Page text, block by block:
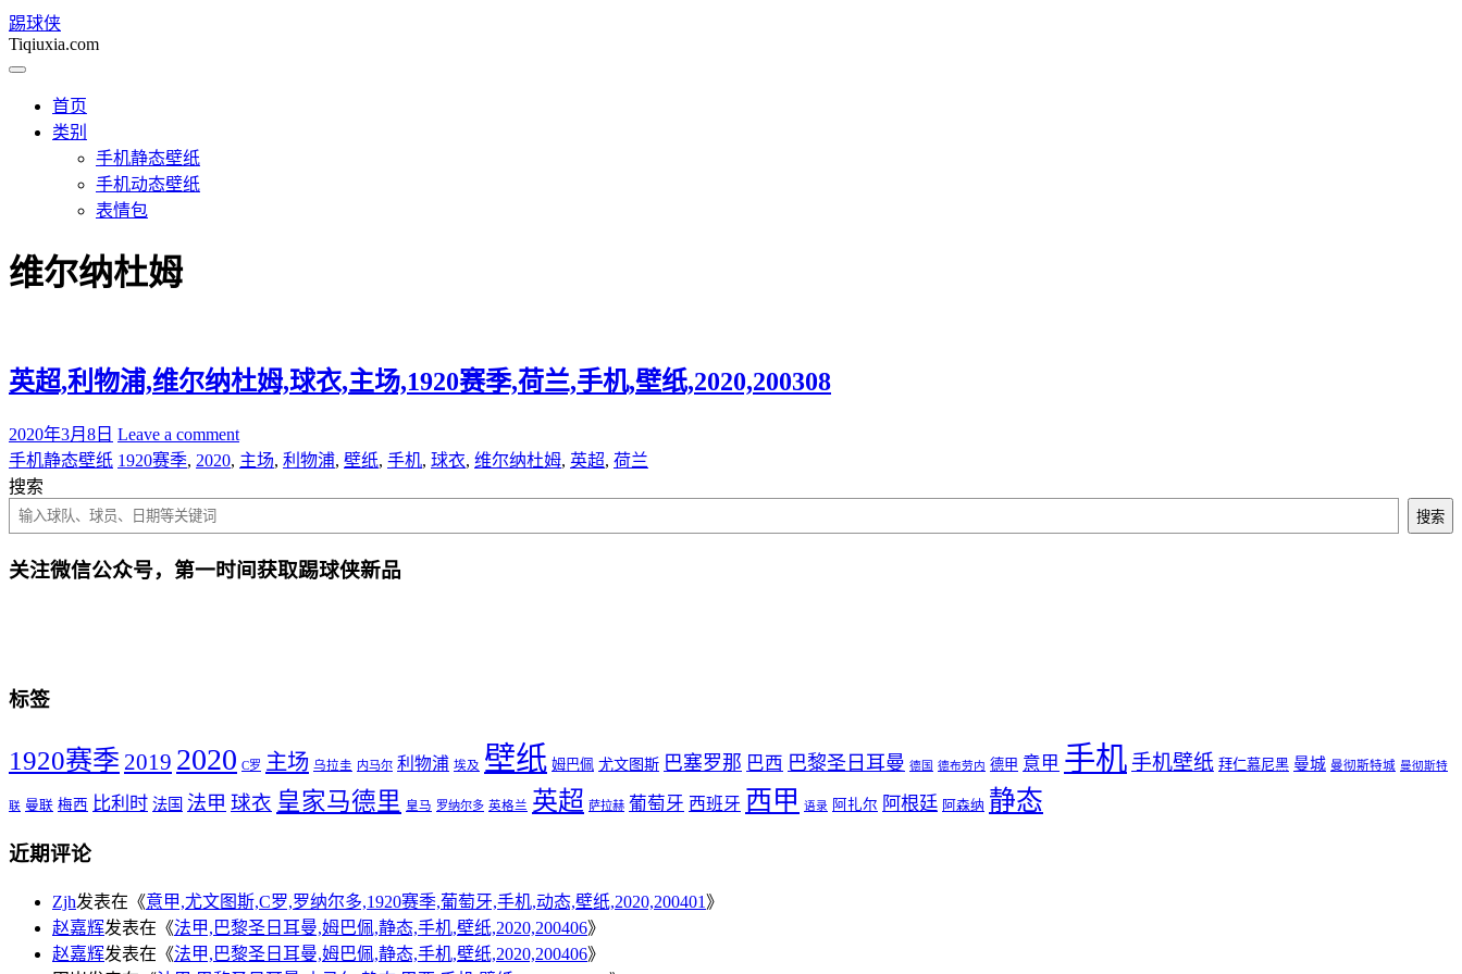
踢球侠
Tiqiuxia.com
首页
类别
手机静态壁纸
手机动态壁纸
表情包
维尔纳杜姆
英超,利物浦,维尔纳杜姆,球衣,主场,1920赛季,荷兰,手机,壁纸,2020,200308
2020年3月8日 Leave a comment
手机静态壁纸 1920赛季, 2020, 主场, 利物浦, 壁纸, 手机, 球衣, 维尔纳杜姆, 英超, 荷兰
搜索
搜索
关注微信公众号，第一时间获取踢球侠新品
标签
1920赛季 2019 2020 C罗 主场 乌拉圭 内马尔 利物浦 埃及 壁纸 姆巴佩 尤文图斯 巴塞罗那 巴西 巴黎圣日耳曼 德国 德布劳内 德甲 意甲 手机 手机壁纸 拜仁慕尼黑 曼城 曼彻斯特城 曼彻斯特
联 曼联 梅西 比利时 法国 法甲 球衣 皇家马德里 皇马 罗纳尔多 英格兰 英超 萨拉赫 葡萄牙 西班牙 西甲 语录 阿扎尔 阿根廷 阿森纳 静态
近期评论
Zjh发表在《意甲,尤文图斯,C罗,罗纳尔多,1920赛季,葡萄牙,手机,动态,壁纸,2020,200401 》
赵嘉辉发表在《法甲,巴黎圣日耳曼,姆巴佩,静态,手机,壁纸,2020,200406》
赵嘉辉发表在《法甲,巴黎圣日耳曼,姆巴佩,静态,手机,壁纸,2020,200406》